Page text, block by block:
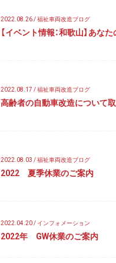
2022.08.26 / 福祉車両改造ブログ
【イベント情報：和歌山】あな
2022.08.17 / 福祉車両改造ブログ
高齢者の自動車改造について
2022.08.03 / 福祉車両改造ブログ
2022 夏季休業のご案内
2022.04.20 / インフォメーション
2022年 GW休業のご案内